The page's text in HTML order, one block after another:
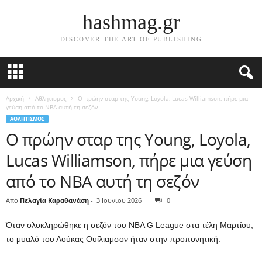
hashmag.gr
DISCOVER THE ART OF PUBLISHING
Αρχική Αθλητισμος
Ο πρώην σταρ της Young, Loyola, Lucas Williamson, πήρε μια
γεύση από το NBA αυτή τη σεζόν
ΑΘΛΗΤΙΣΜΟΣ
Ο πρώην σταρ της Young, Loyola,
Lucas Williamson, πήρε μια γεύση
από το NBA αυτή τη σεζόν
Από Πελαγία Καραθανάση - 3 Ιουνίου 2026 0
Όταν ολοκληρώθηκε η σεζόν του NBA G League στα τέλη Μαρτίου,
το μυαλό του Λούκας Ουίλιαμσον ήταν στην προπονητική.